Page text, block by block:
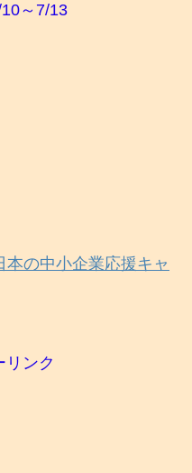
～7/13
の中小企業応援キャ
リンク